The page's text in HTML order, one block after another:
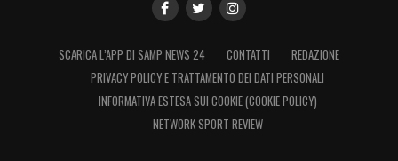
SCARICA L’APP DI SAMP NEWS 24 CONTATTI
REDAZIONE
PRIVACY POLICY E TRATTAMENTO DEI DATI PERSONALI
INFORMATIVA ESTESA SUI COOKIE (COOKIE POLICY)
NETWORK SPORT REVIEW